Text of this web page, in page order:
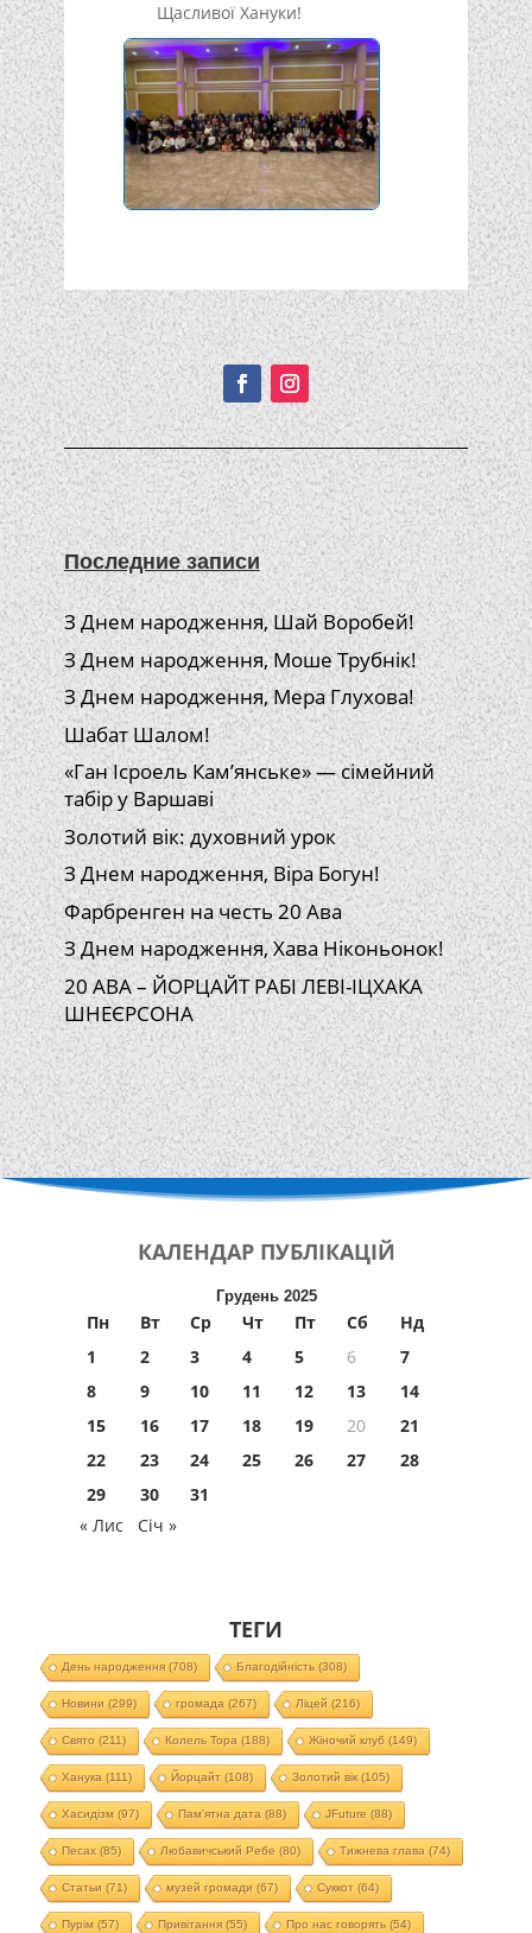
Щасливої Хануки!
Подписывайтесь!
Последние записи
З Днем народження, Шай Воробей!
З Днем народження, Моше Трубнік!
З Днем народження, Мера Глухова!
Шабат Шалом!
«Ган Ісроель Кам’янське» — сімейний
табір у Варшаві
Золотий вік: духовний урок
З Днем народження, Віра Богун!
Фарбренген на честь 20 Ава
З Днем народження, Хава Ніконьонок!
20 АВА – ЙОРЦАЙТ РАБІ ЛЕВІ-ІЦХАКА
ШНЕЄРСОНА
КАЛЕНДАР ПУБЛІКАЦІЙ
Грудень 2025
Пн Вт Ср Чт Пт Сб
Нд
1
2 3 4 5 6
7
8
9 10 11 12 13
14
15
16 17 18 19 20
21
22
23 24 25 26 27
28
29
30
31
« Лис
Січ »
ТЕГИ
День народження(708) Благодійність (308)
Новини (299) громада (267) Ліцей (216)
Свято (211) Колель Тора (188) Жіночий клуб (149)
Ханука (111) Йорцайт (108) Золотий вік(105)
Хасидізм (97) Пам'ятна дата (88) JFuture (88)
Песах(85) Любавичський Ребе (80) Тижнева глава (74)
Статьи (71) музей громади (67) Суккот (64)
Пурім (57) Привітання(55) Про нас говорять (54)